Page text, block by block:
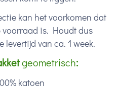
kan het voorkomen dat
is. Houdt dus
levertijd van ca. 1 week.
geometrisch:
katoen